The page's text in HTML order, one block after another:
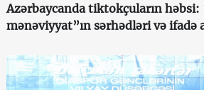
Azərbaycanda tiktokçuların
mənəviyyat”ın sərhədləri və ifadə